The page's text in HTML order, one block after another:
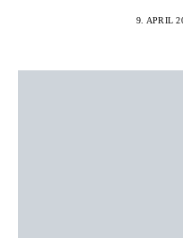
9. APRIL